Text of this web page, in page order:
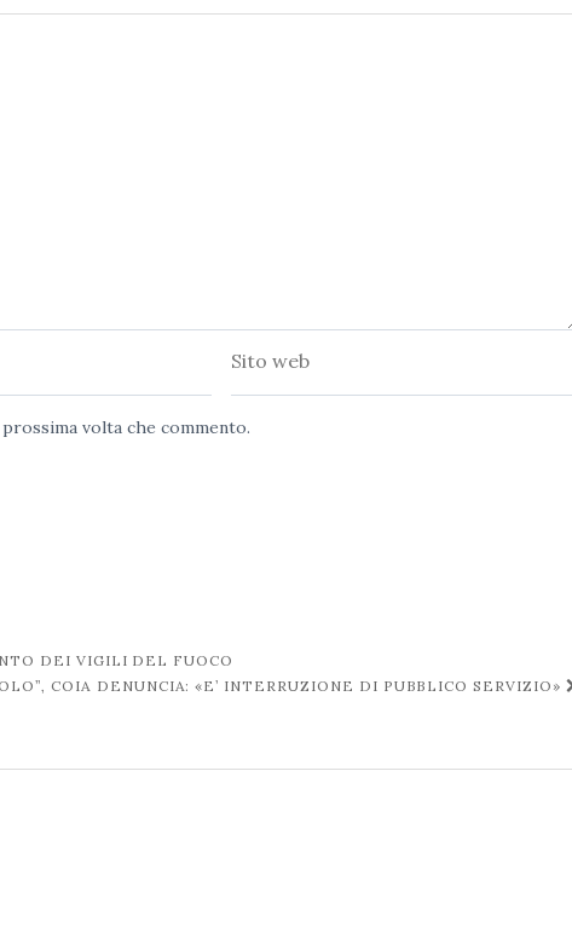
volta che commento.
DEI VIGILI DEL FUOCO
COIA DENUNCIA: «E’ INTERRUZIONE DI PUBBLICO SERVIZIO»